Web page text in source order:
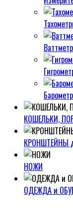
КОШЕЛЬКИ,
КРОНШТЕЙНЫ
НОЖИ
ОДЕЖДА и